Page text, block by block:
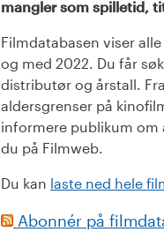
mangler som spilletid,
Filmdatabasen viser
og med 2022. Du får
distributør og årstall.
aldersgrenser på
informere publikum om
du på Filmweb.
Du kan laste ned hele
Abonnér på